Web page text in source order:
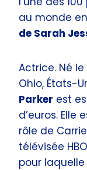
au monde
de Sarah
Actrice. Né
Ohio, États-
Parker est
d’euros. Elle
rôle de
télévisée
pour